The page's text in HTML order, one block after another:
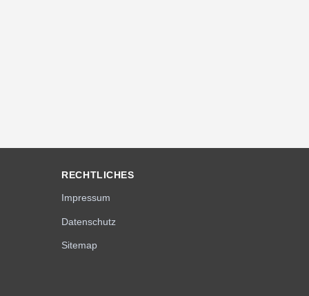
RECHTLICHES
Impressum
Datenschutz
Sitemap